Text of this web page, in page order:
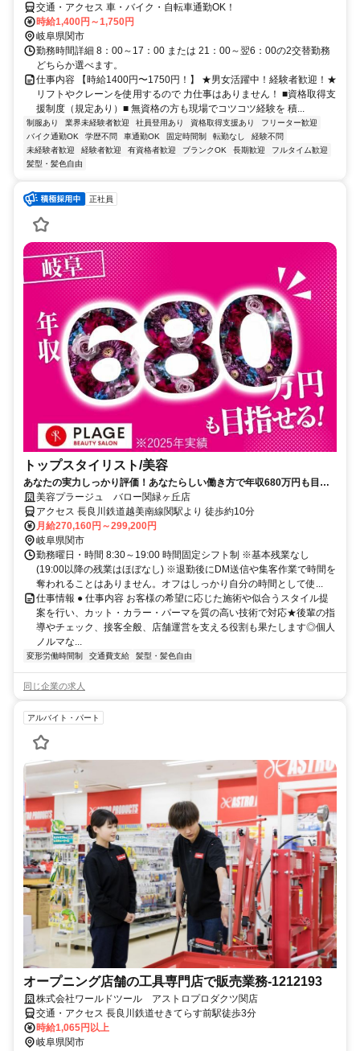
交通・アクセス 車・バイク・自転車通勤OK！
時給1,400円～1,750円
岐阜県関市
勤務時間詳細 8：00～17：00 または 21：00～翌6：00の2交替勤務
どちらか選べます。
仕事内容 【時給1400円〜1750円！】 ★男女活躍中！経験者歓迎！★
リフトやクレーンを使用するので 力仕事はありません！ ■資格取得支
援制度（規定あり）■ 無資格の方も現場でコツコツ経験を 積...
制服あり 業界未経験者歓迎 社員登用あり 資格取得支援あり
フリーター歓迎
バイク通勤OK
学歴不問 車通勤OK 固定時間制 転勤なし
経験不問
未経験者歓迎
経験者歓迎 有資格者歓迎 ブランクOK 長期歓迎
フルタイム歓迎
髪型・髪色自由
正社員
トップスタイリスト/美容
あなたの実力しっかり評価！あなたらしい働き方で年収680万円も目ざ
せる高待遇♪
美容プラージュ バロー関緑ヶ丘店
アクセス 長良川鉄道越美南線関駅より 徒歩約10分
月給270,160円～299,200円
岐阜県関市
勤務曜日・時間 8:30～19:00 時間固定シフト制 ※基本残業なし
(19:00以降の残業はほぼなし) ※退勤後にDM送信や集客作業で時間を
奪われることはありません。オフはしっかり自分の時間として使...
仕事情報 ● 仕事内容 お客様の希望に応じた施術や似合うスタイル提
案を行い、カット・カラー・パーマを質の高い技術で対応★後輩の指
導やチェック、接客全般、店舗運営を支える役割も果たします◎個人
ノルマな...
変形労働時間制 交通費支給 髪型・髪色自由
同じ企業の求人
アルバイト・パート
オープニング店舗の工具専門店で販売業務-1212193
株式会社ワールドツール アストロプロダクツ関店
交通・アクセス 長良川鉄道せきてらす前駅徒歩3分
時給1,065円以上
岐阜県関市